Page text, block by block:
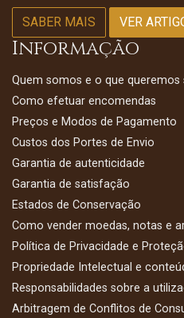
SABER MAIS VER
Informação
Quem somos e o que queremos
Como efetuar encomendas
Preços e Modos de Pagamento
Custos dos Portes de Envio
Garantia de autenticidade
Garantia de satisfação
Estados de Conservação
Como vender moedas, notas e
Política de Privacidade e
Propriedade Intelectual e
Responsabilidades sobre a
Arbitragem de Conflitos de